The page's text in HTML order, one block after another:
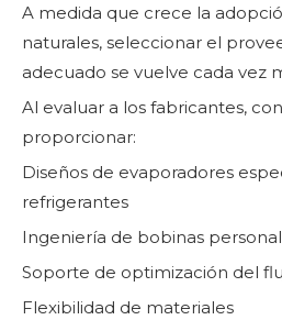
A medida que crece la
naturales, seleccionar el
adecuado se vuelve cada vez
Al evaluar a los fabricantes,
proporcionar:
Diseños de evaporadores
refrigerantes
Ingeniería de bobinas
Soporte de optimización del
Flexibilidad de materiales